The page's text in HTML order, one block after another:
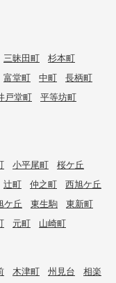
三昧田町
杉本町
富堂町 中町
長柄町
戸堂町
平等坊町
小平尾町
桜ケ丘
辻町 仲之町
西旭ケ丘
ケ丘 東生駒
東新町
元町 山崎町
木津町 州見台
相楽